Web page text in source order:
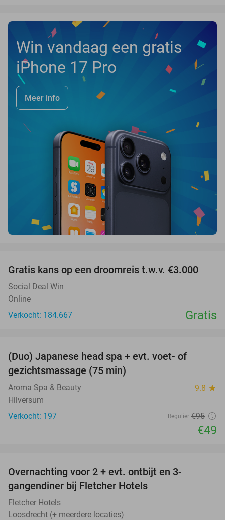
Win vandaag een gratis
iPhone 17 Pro
Meer info
Gratis kans op een droomreis t.w.v. €3.000
Social Deal Win
Online
Verkocht: 184.667
Gratis
(Duo) Japanese head spa + evt. voet- of
gezichtsmassage (75 min)
Aroma Spa & Beauty 9.8 star
Hilversum
Verkocht: 197
Regulier €95
€49
Overnachting voor 2 + evt. ontbijt en 3-
gangendiner bij Fletcher Hotels
Fletcher Hotels
Loosdrecht (+ meerdere locaties)